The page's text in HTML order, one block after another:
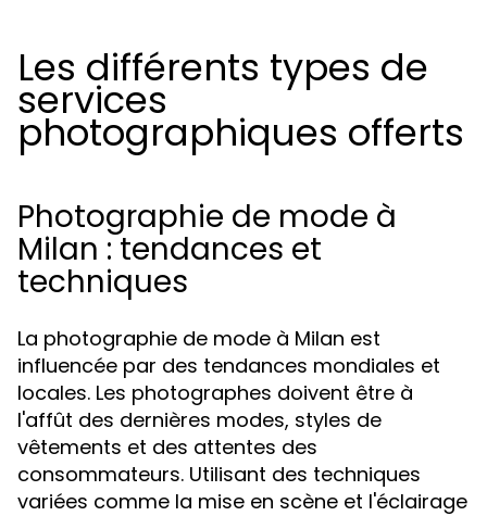
Les différents types de
services
photographiques offerts
Photographie de mode à
Milan : tendances et
techniques
La photographie de mode à Milan est
influencée par des tendances mondiales et
locales. Les photographes doivent être à
l'affût des dernières modes, styles de
vêtements et des attentes des
consommateurs. Utilisant des techniques
variées comme la mise en scène et l'éclairage